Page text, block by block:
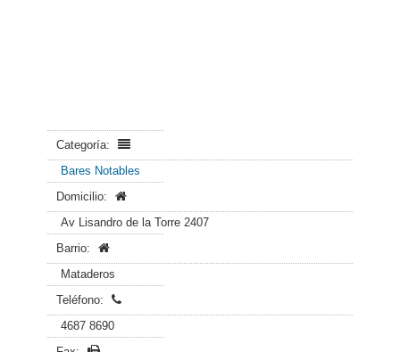
Categoría:
Bares Notables
Domicilio:
Av Lisandro de la Torre 2407
Barrio:
Mataderos
Teléfono:
4687 8690